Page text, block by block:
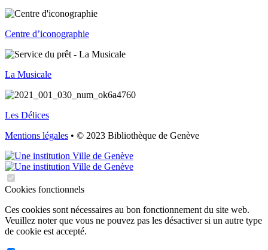
Centre d’iconographie
La Musicale
Les Délices
Mentions légales • © 2023 Bibliothèque de Genève
Cookies fonctionnels
Ces cookies sont nécessaires au bon fonctionnement du site web.
Veuillez noter que vous ne pouvez pas les désactiver si un autre type
de cookie est accepté.